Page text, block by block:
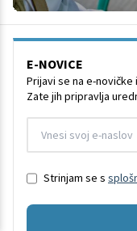
E-NOVICE
Prijavi se na e-
Zate jih pripravlja
Strinjam se s